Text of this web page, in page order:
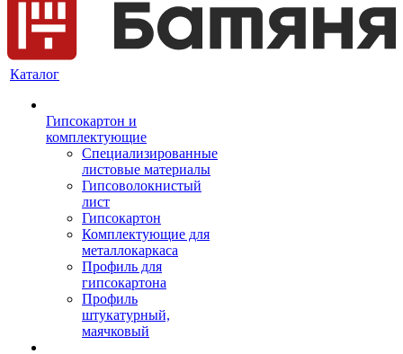
Каталог
Гипсокартон и
комплектующие
Специализированные
листовые материалы
Гипсоволокнистый
лист
Гипсокартон
Комплектующие для
металлокаркаса
Профиль для
гипсокартона
Профиль
штукатурный,
маячковый